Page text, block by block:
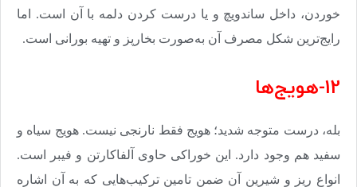
خوردن، داخل ساندویچ و یا درست کردن دلمه با آن است. اما
رایج‌ترین شکل مصرف آن به‌صورت بخارپز و تهیه بورانی است.
12-هویج‌ها
بله، درست متوجه شدید؛ هویج فقط نارنجی نیست. هویج سیاه و
سفید هم وجود دارد. این خوراکی حاوی آلفاکارتن و فیبر است.
انواع ریز و شیرین آن ضمن تامین ترکیب‌هایی که به آن اشاره